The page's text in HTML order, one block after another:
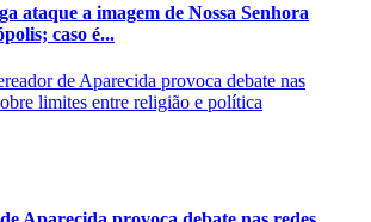
ataque a imagem de Nossa Senhora
caso é...